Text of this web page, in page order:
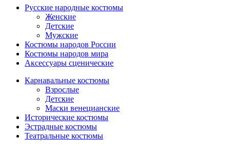
Русские народные костюмы
Женские
Детские
Мужские
Костюмы народов России
Костюмы народов мира
Аксессуары сценические
Карнавальные костюмы
Взрослые
Детские
Маски венецианские
Исторические костюмы
Эстрадные костюмы
Театральные костюмы